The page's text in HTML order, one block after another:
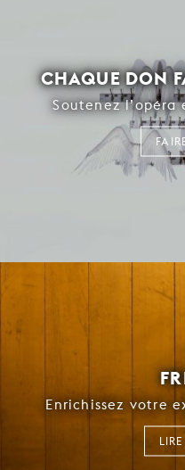
CHAQUE DON
Soutenez
Enrichissez votre